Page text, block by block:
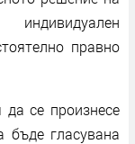
правно
да се произнесе
бъде гласувана